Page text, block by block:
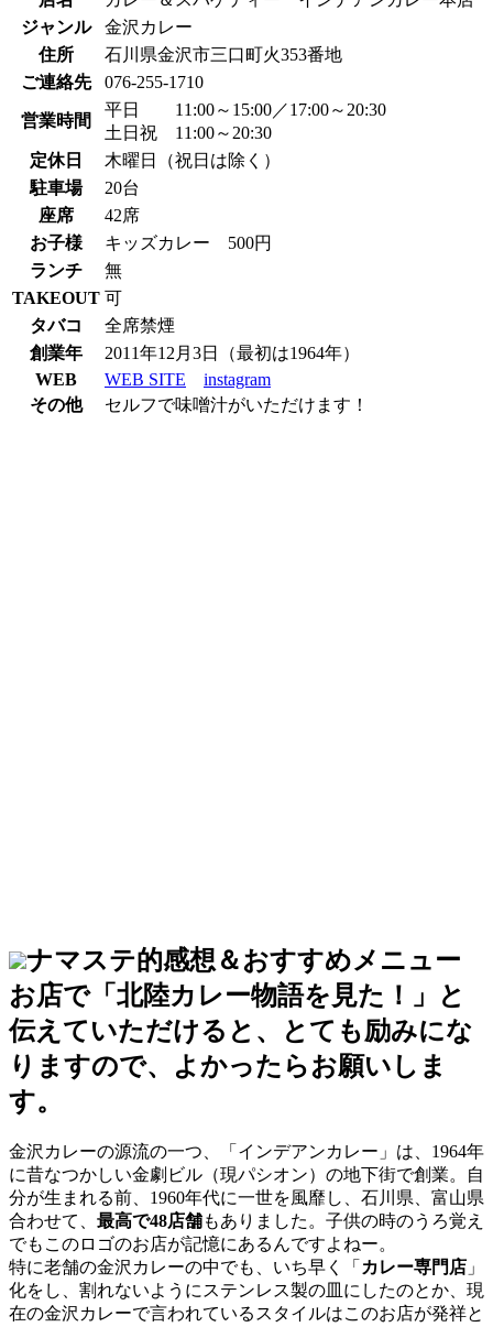
ジャンル
金沢カレー
住所
石川県金沢市三口町火353番地
ご連絡先
076-255-1710
営業時間
平日 11:00～15:00／17:00～20:30
土日祝 11:00～20:30
定休日
木曜日（祝日は除く）
駐車場
20台
座席
42席
お子様
キッズカレー 500円
ランチ
無
TAKEOUT 可
タバコ
全席禁煙
創業年
2011年12月3日（最初は1964年）
WEB
WEB SITE
instagram
その他
セルフで味噌汁がいただけます！
ナマステ的感想＆おすすめメニュー
お店で「北陸カレー物語を見た！」と
伝えていただけると、とても励みにな
りますので、よかったらお願いしま
す。
金沢カレーの源流の一つ、「インデアンカレー」は、1964年
に昔なつかしい金劇ビル（現パシオン）の地下街で創業。自
分が生まれる前、1960年代に一世を風靡し、石川県、富山県
合わせて、 最高で48店舗もありました。子供の時のうろ覚え
でもこのロゴのお店が記憶にあるんですよねー。
特に老舗の金沢カレーの中でも、いち早く「 カレー専門店 」
化をし、割れないようにステンレス製の皿にしたのとか、現
在の金沢カレーで言われているスタイルはこのお店が発祥と